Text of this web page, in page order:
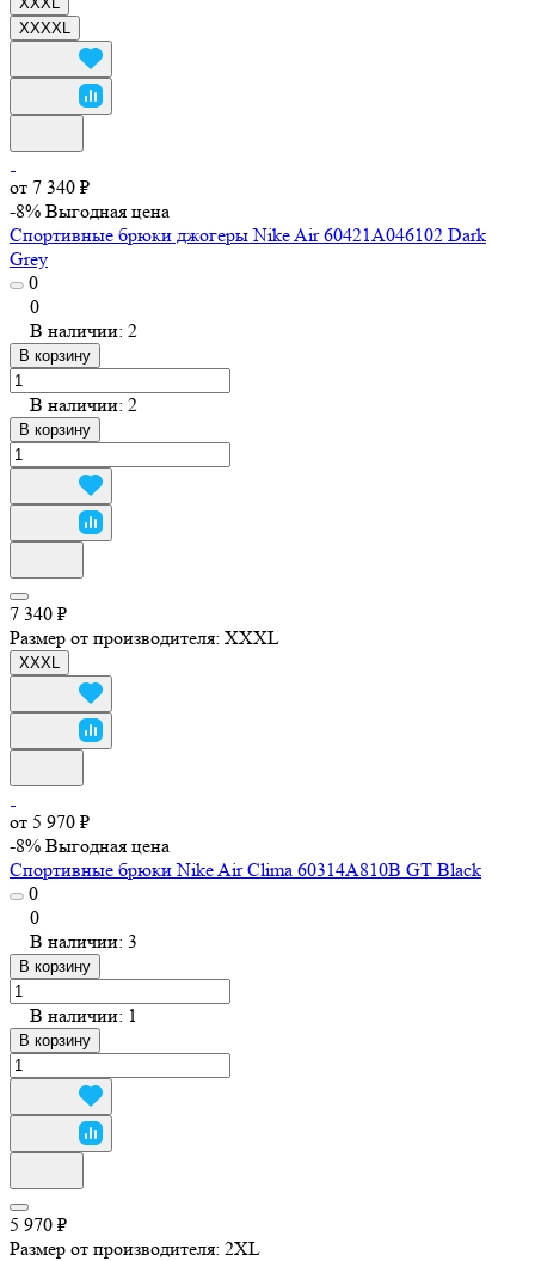
XXXXL
от 7 340 ₽
-8% Выгодная цена
Спортивные брюки джогеры Nike Air 60421A046102 Dark
Grey
0
0
В наличии: 2
В корзину
В наличии: 2
В корзину
7 340 ₽
Размер от производителя: XXXL
XXXL
от 5 970 ₽
-8% Выгодная цена
Спортивные брюки Nike Air Clima 60314A810B GT Black
0
0
В наличии: 3
В корзину
В наличии: 1
В корзину
5 970 ₽
Размер от производителя: 2XL